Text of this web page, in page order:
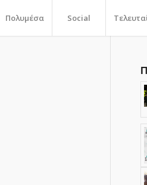
Πολυμέσα Social